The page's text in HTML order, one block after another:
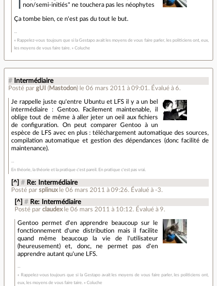
non/semi-initiés" ne touchera pas les néophytes
Ça tombe bien, ce n'est pas du tout le but.
« Rappelez-vous toujours que si la Gestapo avait les moyens de vous faire parler, les politiciens ont, eux,
les moyens de vous faire taire. » Coluche
# Intermédiaire
Posté par gUI ( Mastodon) le 06 mars 2011 à 09:01 . Évalué à 6.
Je rappelle juste qu'entre Ubuntu et LFS il y a un bel
intermédiaire : Gentoo. Facilement maintenable, il
oblige tout de même à aller jeter un oeil aux fichiers
de configuration. On peut comparer Gentoo à un
espèce de LFS avec en plus : téléchargement automatique des sources,
compilation automatique et gestion des dépendances (donc facilité de
maintenance).
En théorie, la théorie et la pratique c'est pareil. En pratique c'est pas vrai.
[^] # Re: Intermédiaire
Posté parsplinux le 06 mars 2011 à 09:26. Évalué à -3.
[^] # Re: Intermédiaire
Posté par claudex le 06 mars 2011 à 10:12. Évalué à 9.
Gentoo permet d'en apprendre beaucoup sur le
fonctionnement d'une distribution mais il facilite
quand même beaucoup la vie de l'utilisateur
(heureusement) et, donc, ne permet pas d'en
apprendre autant qu'une LFS.
« Rappelez-vous toujours que si la Gestapo avait les moyens de vous faire parler, les politiciens ont,
eux, les moyens de vous faire taire. » Coluche